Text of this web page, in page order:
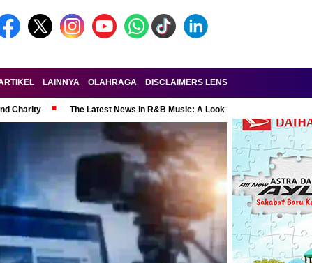
LAINNYA OLAHRAGA DISCLAIMERS LENSA-RAKYAT.COM
Charity The Latest News in R&B Music: A Look at Super Bowl